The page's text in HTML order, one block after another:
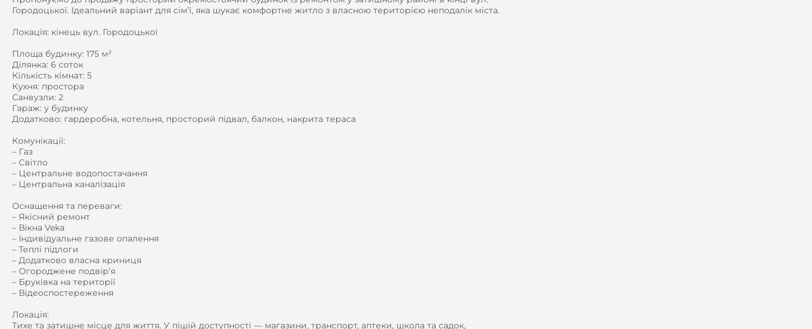
Городоцької. Ідеальний варіант для сім’ї, яка шукає комфортне житло з власною територією неподалік міста.
Локація: кінець вул. Городоцької
Площа будинку: 175 м²
Ділянка: 6 соток
Кількість кімнат: 5
Кухня: простора
Санвузли: 2
Гараж: у будинку
Додатково: гардеробна, котельня, просторий підвал, балкон, накрита тераса
Комунікації:
– Газ
– Світло
– Центральне водопостачання
– Центральна каналізація
Оснащення та переваги:
– Якісний ремонт
– Вікна Veka
– Індивідуальне газове опалення
– Теплі підлоги
– Додатково власна криниця
– Огороджене подвір’я
– Бруківка на території
– Відеоспостереження
Локація:
Тихе та затишне місце для життя. У пішій доступності — магазини, транспорт, аптеки, школа та садок,